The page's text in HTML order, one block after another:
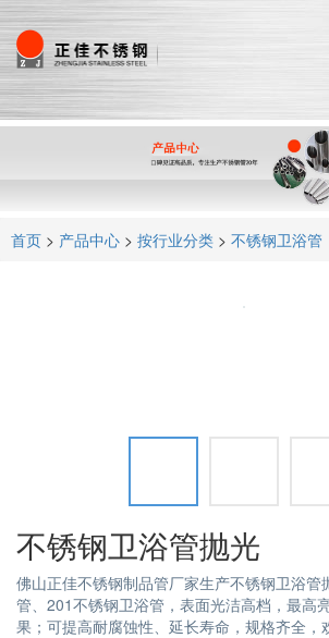
首页 > 产品中心 > 按行业分类 > 不锈钢卫浴管
不锈钢卫浴管抛光
佛山正佳不锈钢制品管厂家生产不锈钢卫浴管
管、201不锈钢卫浴管，表面光洁高档，最高
果；可提高耐腐蚀性、延长寿命，规格齐全，